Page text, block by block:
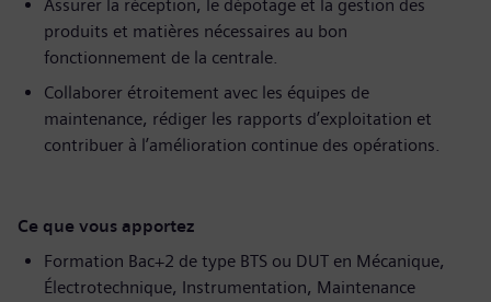
Assurer la réception, le dépotage et la gestion des
produits et matières nécessaires au bon
fonctionnement de la centrale.
Collaborer étroitement avec les équipes de
maintenance, rédiger les rapports d’exploitation et
contribuer à l’amélioration continue des opérations.
Ce que vous apportez
Formation Bac+2 de type BTS ou DUT en Mécanique,
Électrotechnique, Instrumentation, Maintenance